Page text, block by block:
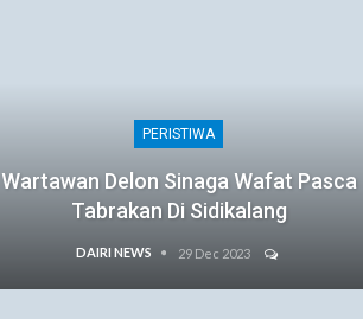
PERISTIWA
Wartawan Delon Sinaga Wafat Pasca
Tabrakan Di Sidikalang
DAIRI NEWS 29 Dec 2023